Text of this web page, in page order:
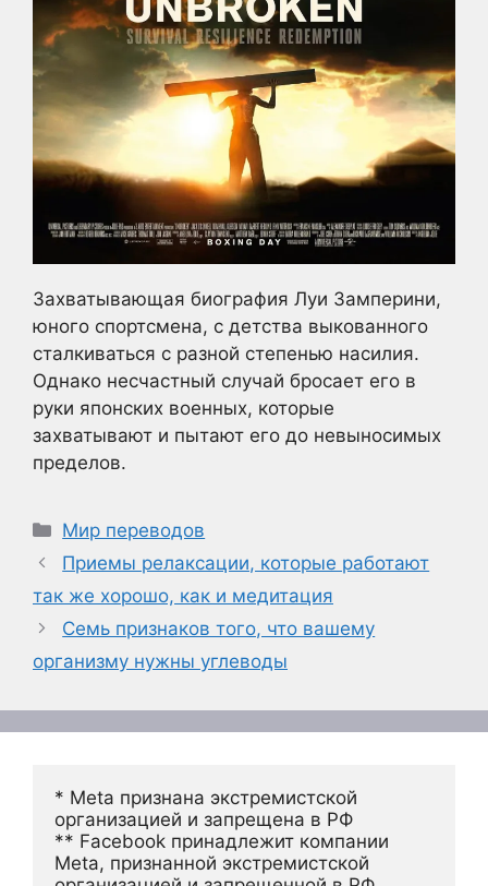
Захватывающая биография Луи Замперини,
юного спортсмена, с детства выкованного
сталкиваться с разной степенью насилия.
Однако несчастный случай бросает его в
руки японских военных, которые
захватывают и пытают его до невыносимых
пределов.
Рубрики
Мир переводов
Приемы релаксации, которые работают
так же хорошо, как и медитация
Семь признаков того, что вашему
организму нужны углеводы
* Meta признана экстремистской
организацией и запрещена в РФ
** Facebook принадлежит компании
Meta, признанной экстремистской